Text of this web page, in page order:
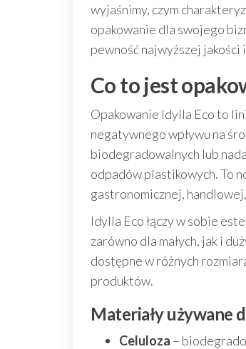
wyjaśnimy, czym
opakowanie dla swojego
pewność najwyższej jakości
Co to jest
Opakowanie Idylla Eco to
negatywnego wpływu na
biodegradowalnych lub
odpadów plastikowych. To
gastronomicznej,
Idylla Eco łączy w sobie
zarówno dla małych, jak i
dostępne w różnych
produktów.
Materiały używane
Celuloza –